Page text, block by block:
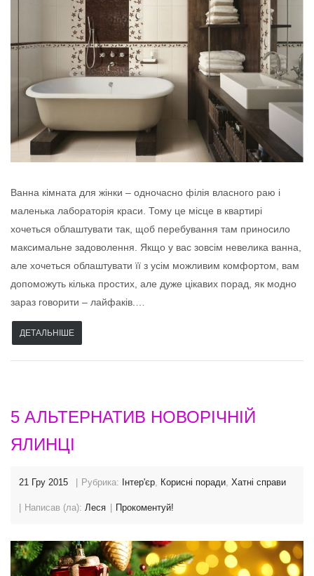
Ванна кімната для жінки – одночасно філія власного раю і
маленька лабораторія краси. Тому це місце в квартирі
хочеться облаштувати так, щоб перебування там приносило
максимальне задоволення. Якщо у вас зовсім невелика ванна,
але хочеться облаштувати її з усім можливим комфортом, вам
допоможуть кілька простих, але дуже цікавих порад, як модно
зараз говорити – лайфаків.…
ДЕТАЛЬНІШЕ
5 АЛЬТЕРНАТИВ НОВОРІЧНІЙ
ЯЛИНЦІ
21 Гру 2015 Рубрика: Інтер'єр, Корисні поради, Хатні справи
Написав (ла): Леся Прокоментуй!